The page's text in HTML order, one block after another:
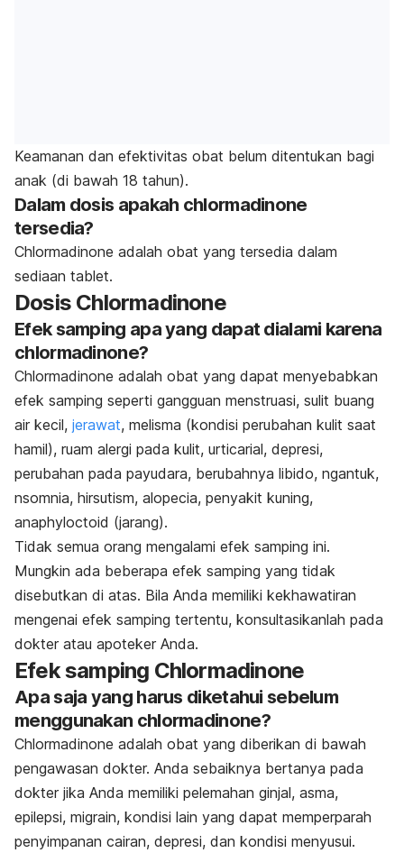
Keamanan dan efektivitas obat belum ditentukan bagi
anak (di bawah 18 tahun).
Dalam dosis apakah chlormadinone
tersedia?
Chlormadinone adalah obat yang tersedia dalam
sediaan tablet.
Dosis Chlormadinone
Efek samping apa yang dapat dialami karena
chlormadinone?
Chlormadinone adalah obat yang dapat menyebabkan
efek samping seperti gangguan menstruasi, sulit buang
air kecil, jerawat, melisma (kondisi perubahan kulit saat
hamil), ruam alergi pada kulit, urticarial, depresi,
perubahan pada payudara, berubahnya libido, ngantuk,
nsomnia, hirsutism, alopecia, penyakit kuning,
anaphyloctoid (jarang).
Tidak semua orang mengalami efek samping ini.
Mungkin ada beberapa efek samping yang tidak
disebutkan di atas. Bila Anda memiliki kekhawatiran
mengenai efek samping tertentu, konsultasikanlah pada
dokter atau apoteker Anda.
Efek samping Chlormadinone
Apa saja yang harus diketahui sebelum
menggunakan chlormadinone?
Chlormadinone adalah obat yang diberikan di bawah
pengawasan dokter. Anda sebaiknya bertanya pada
dokter jika Anda memiliki pelemahan ginjal, asma,
epilepsi, migrain, kondisi lain yang dapat memperparah
penyimpanan cairan, depresi, dan kondisi menyusui.